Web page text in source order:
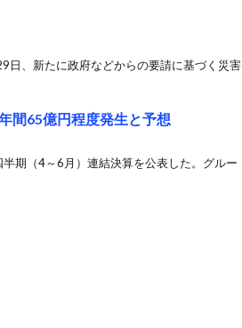
日、新たに政府などからの要請に基づく災害
間65億円程度発生と予想
期（4～6月）連結決算を公表した。グルー